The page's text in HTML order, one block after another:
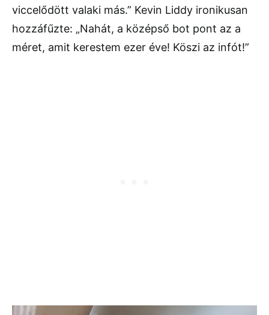
viccelődött valaki más.” Kevin Liddy ironikusan
hozzáfűzte: „Nahát, a középső bot pont az a
méret, amit kerestem ezer éve! Köszi az infót!”